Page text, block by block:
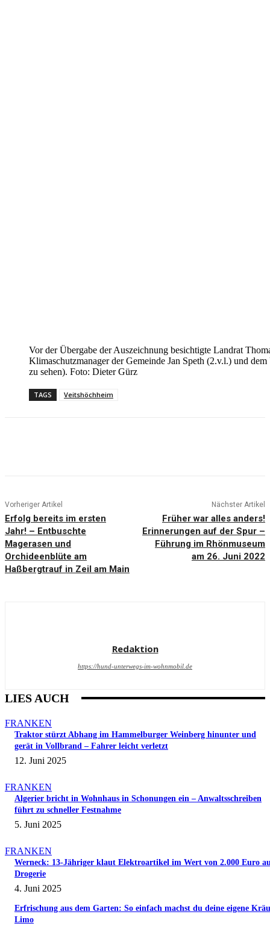
Vor der Übergabe der Auszeichnung besichtigte Landrat
Klimaschutzmanager der Gemeinde Jan Speth (2.v.l.) und
zu sehen). Foto: Dieter Gürz
TAGS Veitshöchheim
Vorheriger Artikel
Erfolg bereits im ersten
Jahr! – Entbuschte
Magerasen und
Orchideenblüte am
Haßbergtrauf in Zeil am Main
Nächster Artikel
Früher war alles anders!
Erinnerungen auf der Spur –
Führung im Rhönmuseum
am 26. Juni 2022
Redaktion
https://hund-unterwegs-im-wohnmobil.de
LIES AUCH
FRANKEN
Traktor stürzt Abhang im Hammelburger Weinberg hinunter und
gerät in Vollbrand – Fahrer leicht verletzt
12. Juni 2025
FRANKEN
Algerier bricht in Wohnhaus in Schonungen ein – Anwaltsschreiben
führt zu schneller Festnahme
5. Juni 2025
FRANKEN
Werneck: 13-Jähriger klaut Elektroartikel im Wert von 2.000 Euro
Drogerie
4. Juni 2025
Erfrischung aus dem Garten: So einfach machst du deine eigene
Limo